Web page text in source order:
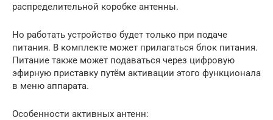
распределительной коробке антенны.
Но работать устройство будет только при подаче
питания. В комплекте может прилагаться блок питания.
Питание также может подаваться через цифровую
эфирную приставку путём активации этого функционала
в меню аппарата.
Особенности активных антенн: